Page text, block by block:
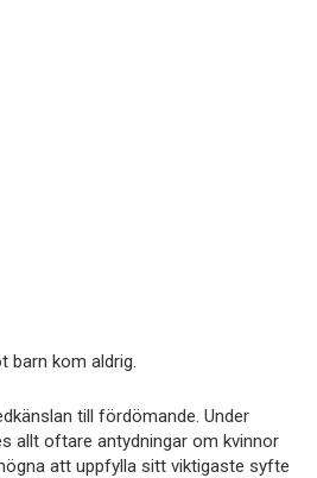
barn kom aldrig.
till fördömande. Under
allt oftare antydningar om kvinnor
att uppfylla sitt viktigaste syfte